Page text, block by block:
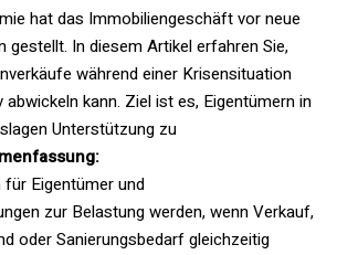
hat das Immobiliengeschäft vor neue
gestellt. In diesem Artikel erfahren Sie,
während einer Krisensituation
kann. Ziel ist es, Eigentümern in
Unterstützung zu
Eigentümer und
zur Belastung werden, wenn Verkauf,
oder Sanierungsbedarf gleichzeitig